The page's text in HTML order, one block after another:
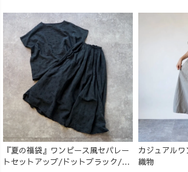
『夏の福袋』ワンピース風セパレー
トセットアップ/ドットブラック/遠
カジュアル
織物